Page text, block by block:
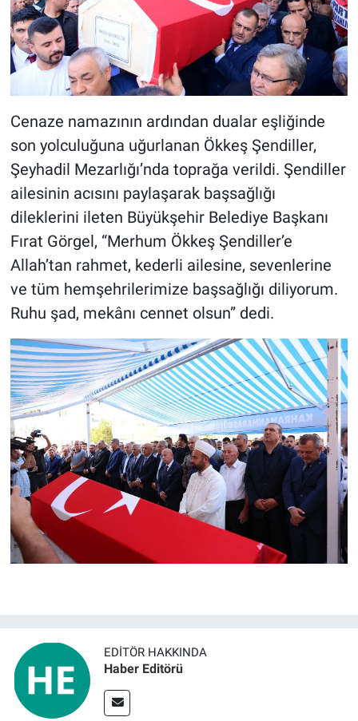
Cenaze namazının ardından dualar eşliğinde
son yolculuğuna uğurlanan Ökkeş Şendiller,
Şeyhadil Mezarlığı’nda toprağa verildi. Şendiller
ailesinin acısını paylaşarak başsağlığı
dileklerini ileten Büyükşehir Belediye Başkanı
Fırat Görgel, “Merhum Ökkeş Şendiller’e
Allah’tan rahmet, kederli ailesine, sevenlerine
ve tüm hemşehrilerimize başsağlığı diliyorum.
Ruhu şad, mekânı cennet olsun” dedi.
EDITÖR HAKKINDA
Haber Editörü